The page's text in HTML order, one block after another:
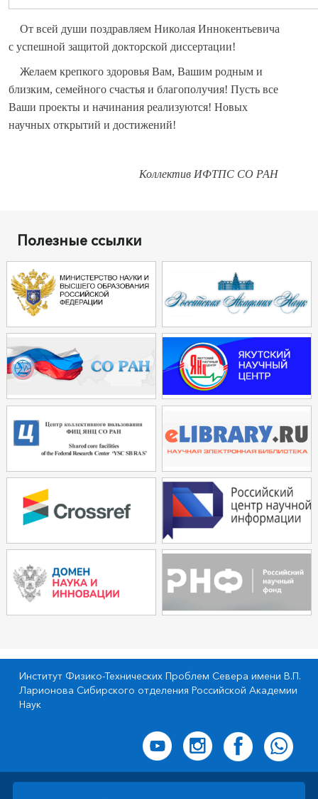
От всей души поздравляем Николая Иннокентьевича
с успешной защитой докторской диссертации!
Желаем крепкого здоровья Вам, Вашим родным и
близким, семейного счастья и благополучия! Пусть все
Ваши проекты и начинания реализуются! Новых
научных открытий и достижений!
Коллектив ИФТПС СО РАН
Полезные ссылки
Институт Физико-Технических Проблем Севера имени В.П.
Ларионова Сибирского отделения Российской Академии
Наук